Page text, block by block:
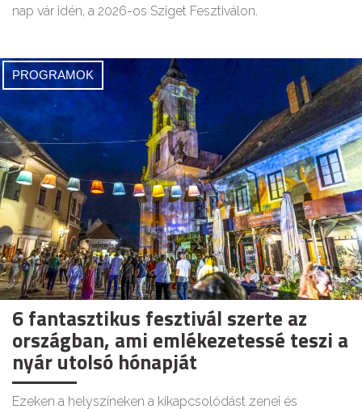
nap vár idén, a 2026-os Sziget Fesztiválon.
PROGRAMOK
6 fantasztikus fesztivál szerte az
országban, ami emlékezetessé teszi a
nyár utolsó hónapját
Ezeken a helyszíneken a kikapcsolódást zenei és